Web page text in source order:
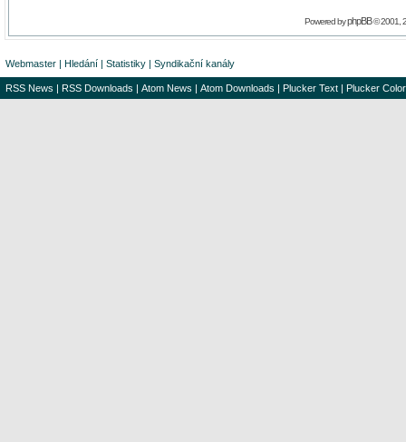
Powered byphpBB© 2001,
Webmaster | Hledání | Statistiky | Syndikační kanály
RSS News | RSS Downloads | Atom News | Atom Downloads | Plucker Text | Plucker Color